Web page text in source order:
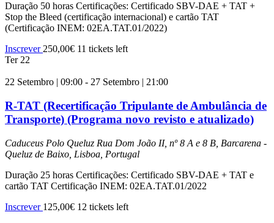
Duração 50 horas Certificações: Certificado SBV-DAE + TAT +
Stop the Bleed (certificação internacional) e cartão TAT
(Certificação INEM: 02EA.TAT.01/2022)
Inscrever 250,00€ 11 tickets left
Ter 22
22 Setembro | 09:00 - 27 Setembro | 21:00
R-TAT (Recertificação Tripulante de Ambulância de
Transporte) (Programa novo revisto e atualizado)
Caduceus Polo Queluz Rua Dom João II, nº 8 A e 8 B, Barcarena -
Queluz de Baixo, Lisboa, Portugal
Duração 25 horas Certificações: Certificado SBV-DAE + TAT e
cartão TAT Certificação INEM: 02EA.TAT.01/2022
Inscrever 125,00€ 12 tickets left